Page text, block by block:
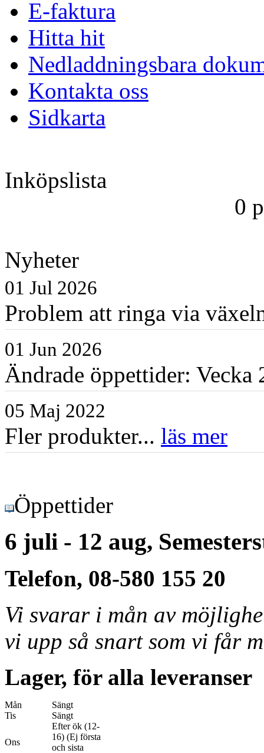
E-faktura
Hitta hit
Nedladdningsbara
Kontakta oss
Sidkarta
Inköpslista
0
Nyheter
01 Jul 2026
Problem att ringa via
01 Jun 2026
Ändrade öppettider:
05 Maj 2022
Fler produkter... läs mer
Öppettider
6 juli - 12 aug,
Telefon, 08-580 155 20
Vi svarar i mån av
vi upp så snart som vi får
Lager, för alla leveranser
Mån
Sängt
Tis
Sängt
Ons
Efter ök (12-
16) (Ej första
och sista